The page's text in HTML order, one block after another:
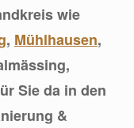
wie
, Mühlhausen,
Sie da in den
&